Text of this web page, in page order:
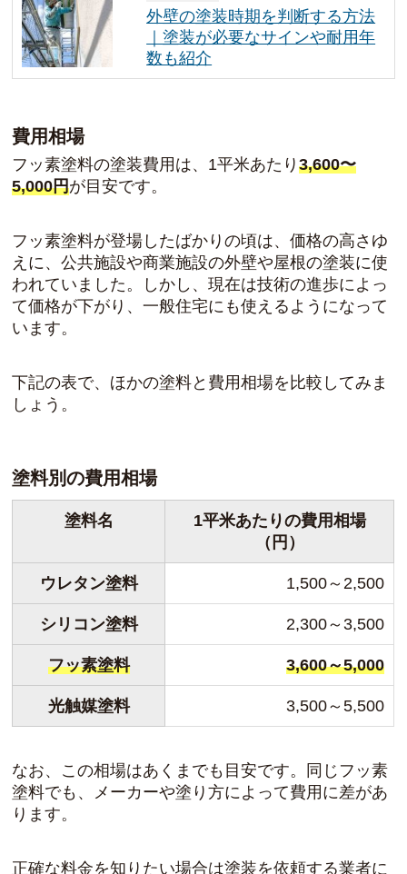
外壁の塗装時期を判断する方法
｜塗装が必要なサインや耐用年
数も紹介
費用相場
フッ素塗料の塗装費用は、1平米あたり3,600〜
5,000円が目安です。
フッ素塗料が登場したばかりの頃は、価格の高さゆ
えに、公共施設や商業施設の外壁や屋根の塗装に使
われていました。しかし、現在は技術の進歩によっ
て価格が下がり、一般住宅にも使えるようになって
います。
下記の表で、ほかの塗料と費用相場を比較してみま
しょう。
塗料別の費用相場
塗料名
1平米あたりの費用相場
（円）
ウレタン塗料 1,500～2,500
シリコン塗料 2,300～3,500
フッ素塗料 3,600～5,000
光触媒塗料 3,500～5,500
なお、この相場はあくまでも目安です。同じフッ素
塗料でも、メーカーや塗り方によって費用に差があ
ります。
正確な料金を知りたい場合は塗装を依頼する業者に